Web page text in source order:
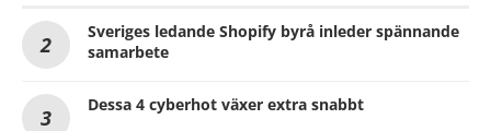
Sveriges ledande Shopify byrå inleder spännande
samarbete
Dessa 4 cyberhot växer extra snabbt